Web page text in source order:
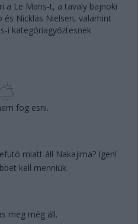
a Le Mans-t, a tavaly bajnoki
Nicklas Nielsen, valamint
i kategóriagyőztesnek
fog esni.
miatt áll Nakajima? Igen!
kell menniük.
meg még áll.